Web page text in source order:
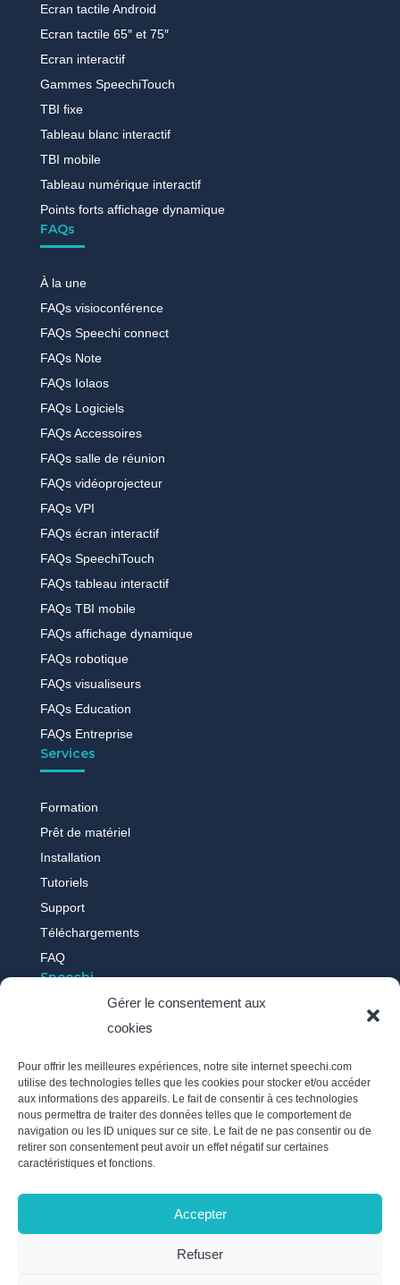
Gérer le consentement aux
cookies
Pour offrir les meilleures expériences, notre site internet speechi.com
utilise des technologies telles que les cookies pour stocker et/ou accéder
aux informations des appareils. Le fait de consentir à ces technologies
nous permettra de traiter des données telles que le comportement de
navigation ou les ID uniques sur ce site. Le fait de ne pas consentir ou de
retirer son consentement peut avoir un effet négatif sur certaines
caractéristiques et fonctions.
Accepter
Refuser
Ecran tactile Android
Ecran tactile 65″ et 75″
Ecran interactif
Gammes SpeechiTouch
TBI fixe
Tableau blanc interactif
TBI mobile
Tableau numérique interactif
Points forts affichage dynamique
FAQs
À la une
FAQs visioconférence
FAQs Speechi connect
FAQs Note
FAQs Iolaos
FAQs Logiciels
FAQs Accessoires
FAQs salle de réunion
FAQs vidéoprojecteur
FAQs VPI
FAQs écran interactif
FAQs SpeechiTouch
FAQs tableau interactif
FAQs TBI mobile
FAQs affichage dynamique
FAQs robotique
FAQs visualiseurs
FAQs Education
FAQs Entreprise
Services
Formation
Prêt de matériel
Installation
Tutoriels
Support
Téléchargements
FAQ
Speechi
Qui sommes-nous ?
Témoignages
Recrutement
Politique des cookies
Mentions légales
Inscrivez-vous à notre newsletter et soyez au courant de